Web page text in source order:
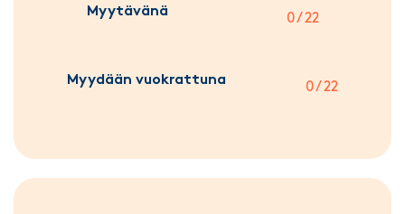
Myytävänä 0 / 22
Myydään vuokrattuna 0 / 22